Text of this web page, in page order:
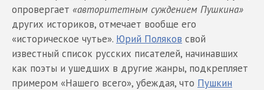
опровергает «авторитетным суждением Пушкина»
других историков, отмечает вообще его
«историческое чутье». Юрий Поляков свой
известный список русских писателей, начинавших
как поэты и ушедших в другие жанры, подкрепляет
примером «Нашего всего», убеждая, что Пушкин